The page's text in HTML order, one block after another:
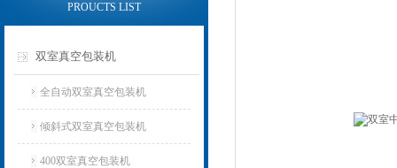
PROUCTS LIST
双室真空包装机
全自动双室真空包装机
倾斜式双室真空包装机
400双室真空包装机